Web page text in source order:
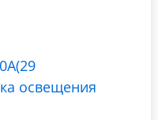
освещения